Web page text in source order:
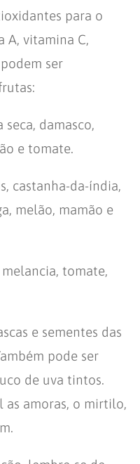
para o
A, vitamina C,
ser
seca, damasco,
e tomate.
castanha-da-índia,
melão, mamão e
tomate,
e sementes das
pode ser
de uva tintos.
as amoras, o mirtilo,